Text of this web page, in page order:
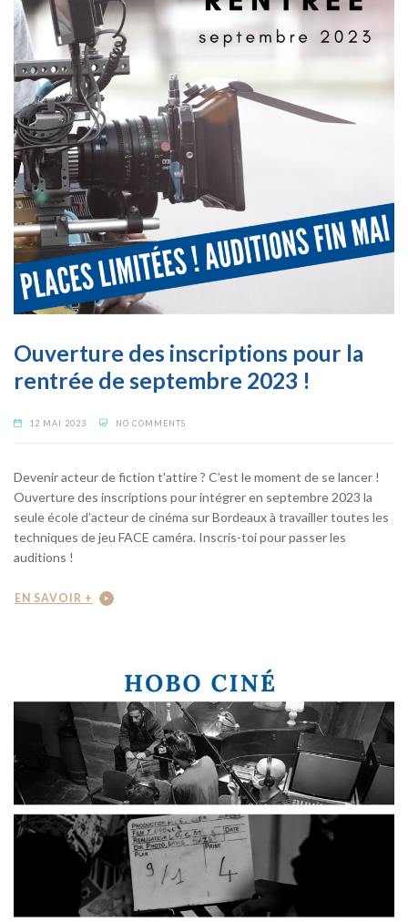
Ouverture des inscriptions pour la
rentrée de septembre 2023 !
12 MAI 2023 NO COMMENTS
Devenir acteur de fiction t'attire ? C’est le moment de se lancer !
Ouverture des inscriptions pour intégrer en septembre 2023 la
seule école d’acteur de cinéma sur Bordeaux à travailler toutes les
techniques de jeu FACE caméra. Inscris-toi pour passer les
auditions !
EN SAVOIR +